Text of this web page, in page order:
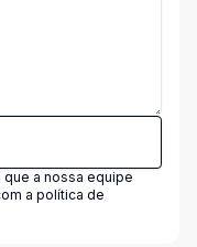
a nossa equipe
a política de